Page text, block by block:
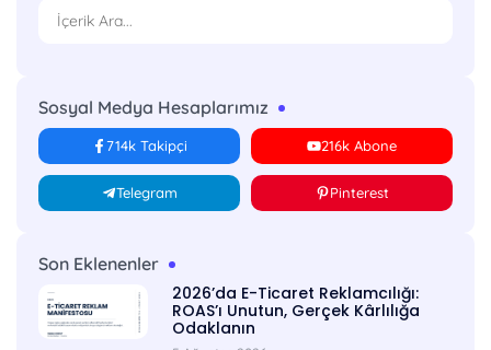
Sosyal Medya Hesaplarımız
714k Takipçi 216k Abone
Telegram Pinterest
Son Eklenenler
2026’da E-Ticaret Reklamcılığı:
ROAS’ı Unutun, Gerçek Kârlılığa
Odaklanın